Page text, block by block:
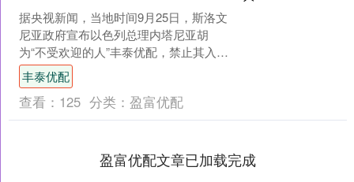
据央视新闻，当地时间9月25日，斯洛文
尼亚政府宣布以色列总理内塔尼亚胡
为“不受欢迎的人”丰泰优配，禁止其入境
该国。斯政府解释称，此举是因内塔尼
亚胡被指控犯有战争....
丰泰优配
查看： 125 分类： 盈富优配
盈富优配文章已加载完成